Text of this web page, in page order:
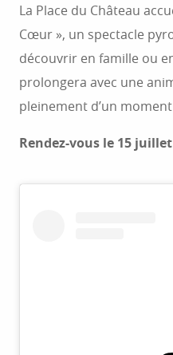
La Place du Château
Cœur », un spectacle
découvrir en famille ou
prolongera avec une
pleinement d’un
Rendez-vous le 15